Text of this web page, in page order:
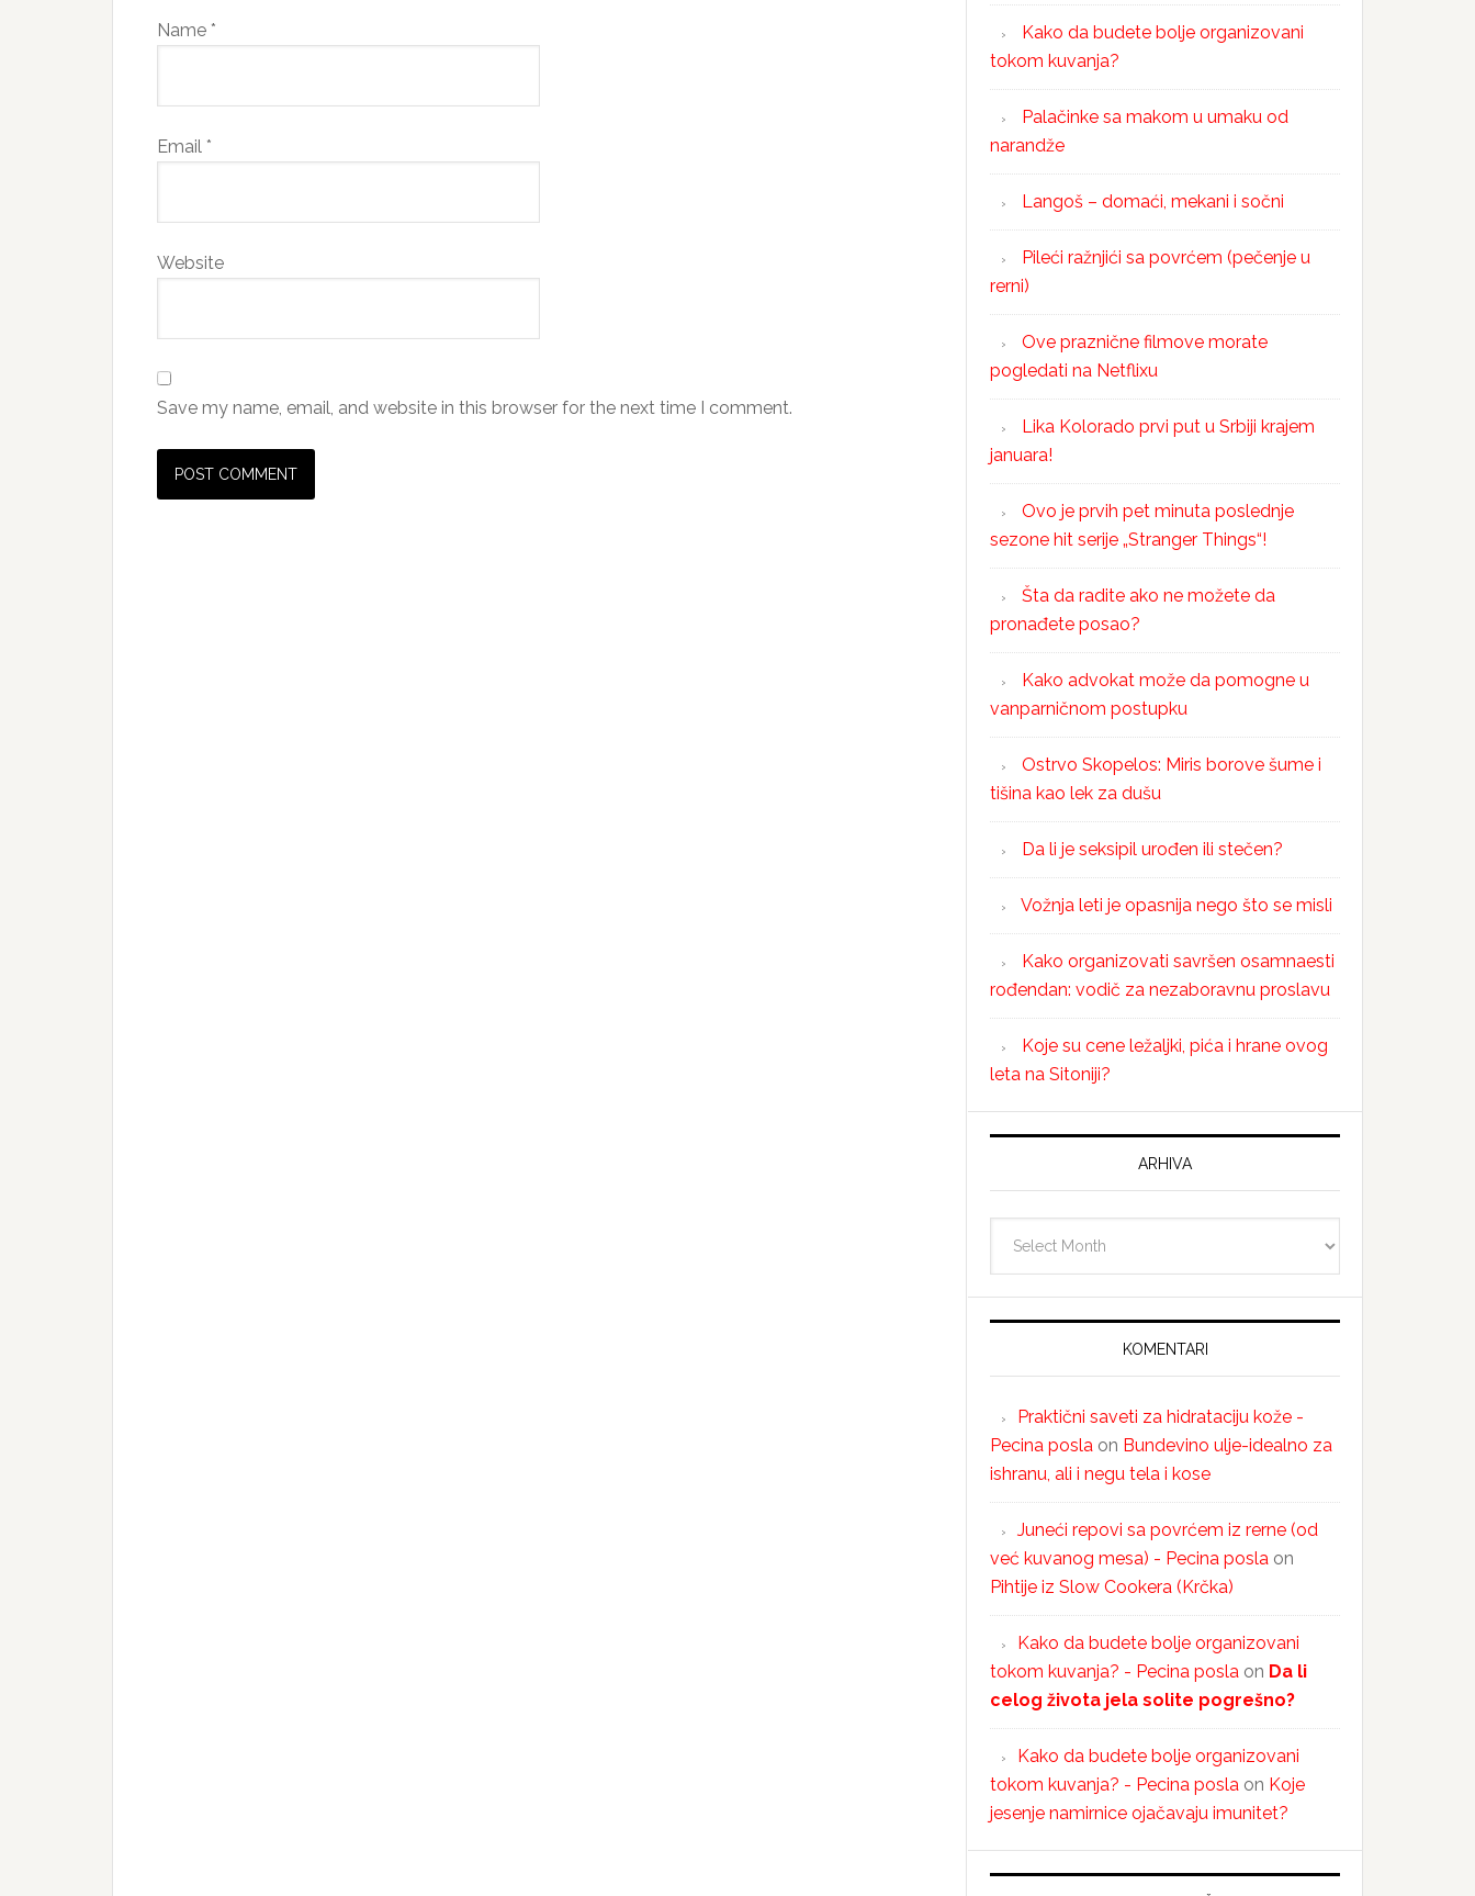
Name *
Email *
Website
Save my name, email, and website in this browser for the next time I comment.
Kako da budete bolje organizovani
tokom kuvanja?
Palačinke sa makom u umaku od
narandže
Langoš – domaći, mekani i sočni
Pileći ražnjići sa povrćem (pečenje u
rerni)
Ove praznične filmove morate
pogledati na Netflixu
Lika Kolorado prvi put u Srbiji krajem
januara!
Ovo je prvih pet minuta poslednje
sezone hit serije „Stranger Things“!
Šta da radite ako ne možete da
pronađete posao?
Kako advokat može da pomogne u
vanparničnom postupku
Ostrvo Skopelos: Miris borove šume i
tišina kao lek za dušu
Da li je seksipil urođen ili stečen?
Vožnja leti je opasnija nego što se misli
Kako organizovati savršen osamnaesti
rođendan: vodič za nezaboravnu proslavu
Koje su cene ležaljki, pića i hrane ovog
leta na Sitoniji?
ARHIVA
KOMENTARI
Praktični saveti za hidrataciju kože -
Pecina posla on Bundevino ulje-idealno za
ishranu, ali i negu tela i kose
Juneći repovi sa povrćem iz rerne (od
već kuvanog mesa) - Pecina posla on
Pihtije iz Slow Cookera (Krčka)
Kako da budete bolje organizovani
tokom kuvanja? - Pecina posla on Da li
celog života jela solite pogrešno?
Kako da budete bolje organizovani
tokom kuvanja? - Pecina posla on Koje
jesenje namirnice ojačavaju imunitet?